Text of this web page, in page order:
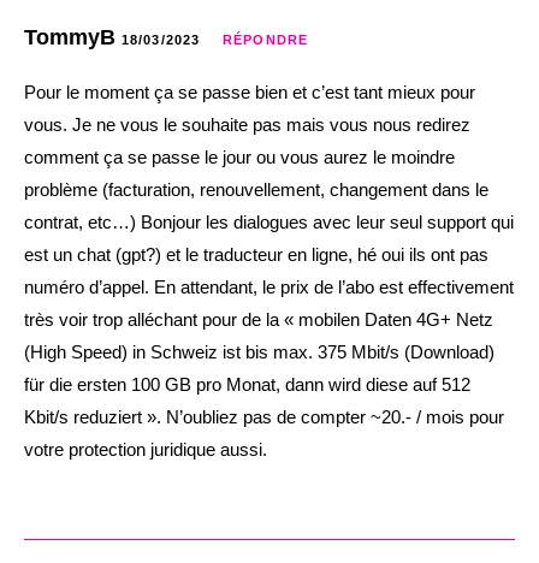
TommyB 18/03/2023 RÉPONDRE
Pour le moment ça se passe bien et c’est tant mieux pour
vous. Je ne vous le souhaite pas mais vous nous redirez
comment ça se passe le jour ou vous aurez le moindre
problème (facturation, renouvellement, changement dans le
contrat, etc…) Bonjour les dialogues avec leur seul support qui
est un chat (gpt?) et le traducteur en ligne, hé oui ils ont pas
numéro d’appel. En attendant, le prix de l’abo est effectivement
très voir trop alléchant pour de la « mobilen Daten 4G+ Netz
(High Speed) in Schweiz ist bis max. 375 Mbit/s (Download)
für die ersten 100 GB pro Monat, dann wird diese auf 512
Kbit/s reduziert ». N’oubliez pas de compter ~20.- / mois pour
votre protection juridique aussi.